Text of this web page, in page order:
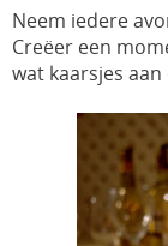
Neem iedere
Creëer een
wat kaarsjes